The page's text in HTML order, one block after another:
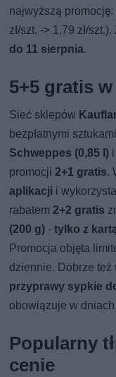
najwyższą promocję:
zł/szt. -> 1,79 zł/
do 11 sierpnia.
5+5 gratis
Sieć sklepów
bezpłatnymi
Schweppes (0,85 l) i
promocji2+1 gratis.
aplikacji i
rabatem2+2 gratis
(200 g) - tylko z
Promocja objęta
dziennie. Dobrze
przyprawy sypkie
obowiązuje w dniach
Popularny
cenie